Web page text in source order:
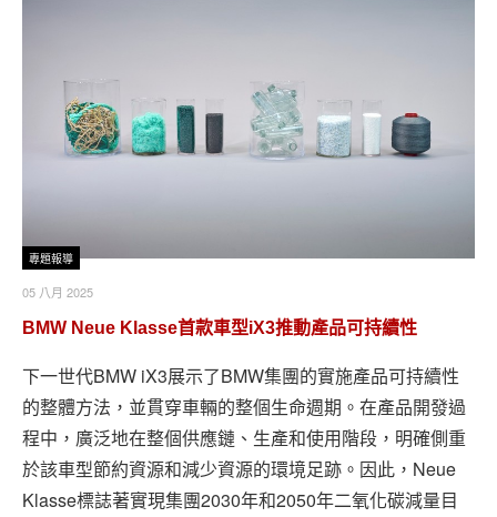
專題報導
05 八月 2025
BMW Neue Klasse首款車型iX3推動產品可持續性
下一世代BMW iX3展示了BMW集團的實施產品可持續性
的整體方法，並貫穿車輛的整個生命週期。在產品開發過
程中，廣泛地在整個供應鏈、生產和使用階段，明確側重
於該車型節約資源和減少資源的環境足跡。因此，Neue
Klasse標誌著實現集團2030年和2050年二氧化碳減量目